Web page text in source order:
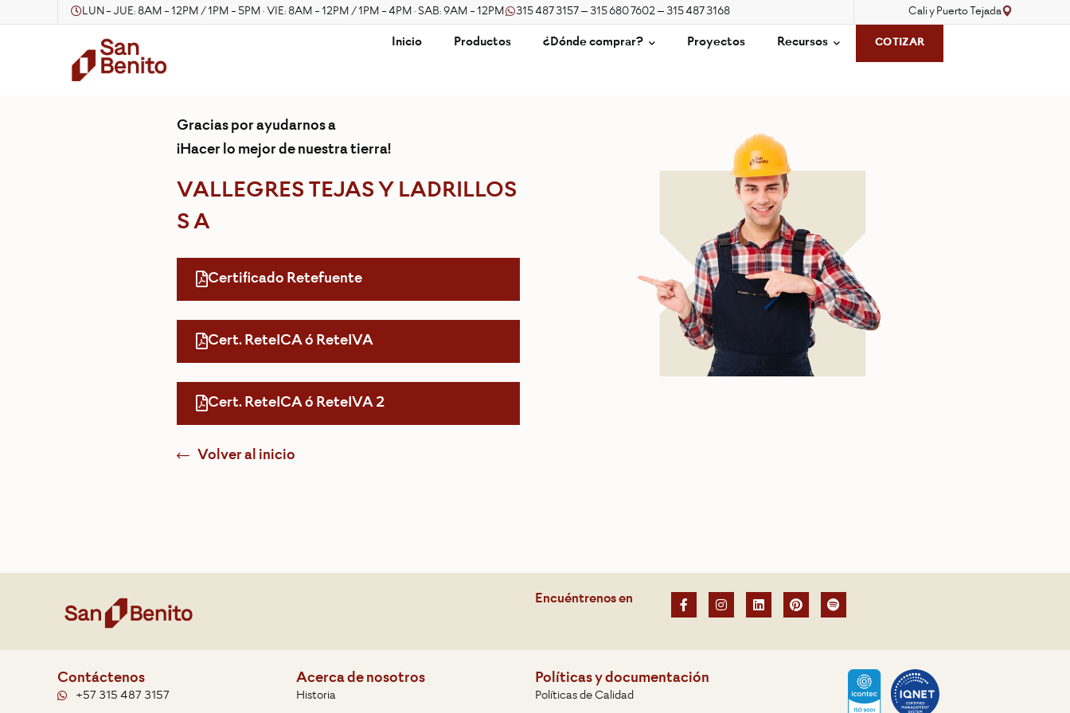
LUN - JUE: 8AM - 12PM / 1PM - 5PM · VIE: 8AM - 12PM / 1PM - 4PM · SAB: 9AM - 12PM 315 487 3157 – 315 680 7602 – 315 487 3168 Cali y Puerto Tejada
Inicio Productos ¿Dónde comprar? Proyectos Recursos COTIZAR
Gracias por ayudarnos a
¡Hacer lo mejor de nuestra tierra!
VALLEGRES TEJAS Y LADRILLOS
S A
Certificado Retefuente
Cert. ReteICA ó ReteIVA
Cert. ReteICA ó ReteIVA 2
Volver al inicio
Encuéntrenos en
Contáctenos
+57 315 487 3157
Acerca de nosotros
Historia
Políticas y documentación
Políticas de Calidad